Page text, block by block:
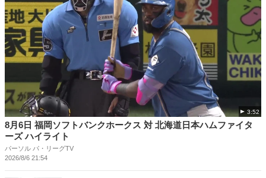
3:52
8月6日 福岡ソフトバンクホークス 対 北海道日本ハムファイタ
ーズ ハイライト
パーソル パ・リーグTV
2026/8/6 21:54